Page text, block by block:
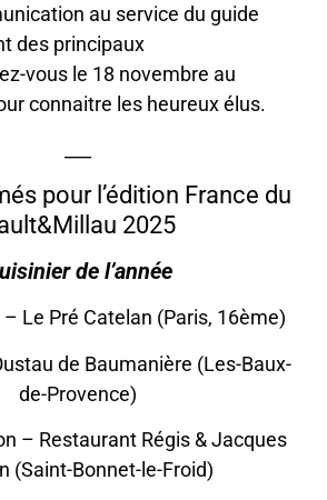
au service du guide
des principaux
vous le 18 novembre au
connaitre les heureux élus.
pour l’édition France du
2025
de l’année
Le Pré Catelan (Paris, 16ème)
de Baumanière (Les-Baux-
de-Provence)
– Restaurant Régis & Jacques
(Saint-Bonnet-le-Froid)